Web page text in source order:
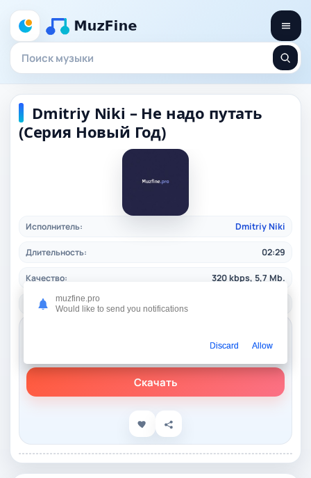
Dmitriy Niki – Не надо путать
(Серия Новый Год)
Исполнитель: Dmitriy Niki
Длительность: 02:29
Качество: 320 kbps, 5,7 Mb.
Дата релиза:
Скачать
muzfine.pro
Would like to send you notifications
Discard Allow